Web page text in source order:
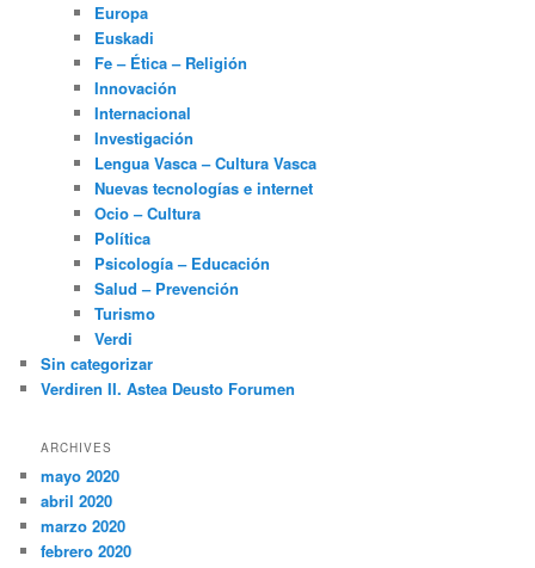
Europa
Euskadi
Fe – Ética – Religión
Innovación
Internacional
Investigación
Lengua Vasca – Cultura Vasca
Nuevas tecnologías e internet
Ocio – Cultura
Política
Psicología – Educación
Salud – Prevención
Turismo
Verdi
Sin categorizar
Verdiren II. Astea Deusto Forumen
ARCHIVES
mayo 2020
abril 2020
marzo 2020
febrero 2020